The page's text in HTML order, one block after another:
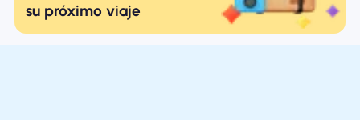
su próximo viaje